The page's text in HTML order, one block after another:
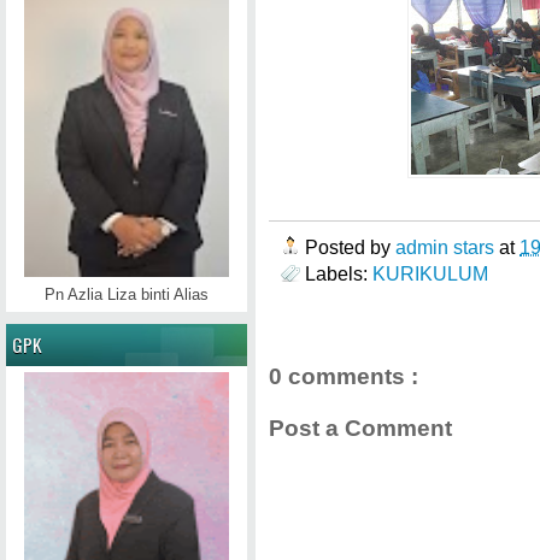
Posted by admin stars at
Labels: KURIKULUM
0 comments :
Post a Comment
Pn Azlia Liza binti Alias
GPK